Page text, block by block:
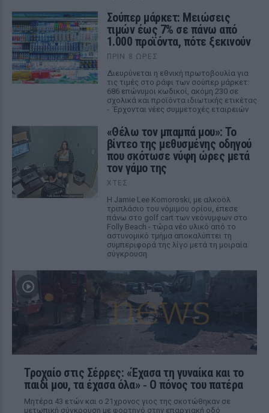
Σούπερ μάρκετ: Μειώσεις
τιμών έως 7% σε πάνω από
1.000 προϊόντα, πότε ξεκινούν
ΠΡΙΝ 8 ΏΡΕΣ
Διευρύνεται η εθνική πρωτοβουλία για
τις τιμές στο ράφι των σούπερ μάρκετ:
686 επώνυμοι κωδικοί, ακόμη 230 σε
σχολικά και προϊόντα ιδιωτικής ετικέτας
- Έρχονται νέες συμμετοχές εταιρειών
«Θέλω τον μπαμπά μου»: Το
βίντεο της μεθυσμένης οδηγού
που σκότωσε νύφη ώρες μετά
τον γάμο της
ΧΤΕΣ
Η Jamie Lee Komoroski, με αλκοόλ
τριπλάσιο του νόμιμου ορίου, έπεσε
πάνω στο golf cart των νεόνυμφων στο
Folly Beach - τώρα νέο υλικό από το
αστυνομικό τμήμα αποκαλύπτει τη
συμπεριφορά της λίγο μετά τη μοιραία
σύγκρουση
Τροχαίο στις Σέρρες: «Έχασα τη γυναίκα και το
παιδί μου, τα έχασα όλα» ‑ Ο πόνος του πατέρα
Μητέρα 43 ετών και ο 21χρονος γιος της σκοτώθηκαν σε
μετωπική σύγκρουση με φορτηγό στην επαρχιακή οδό